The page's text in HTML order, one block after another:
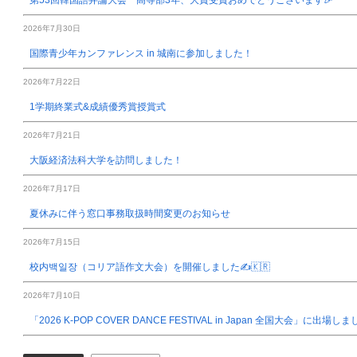
2026年7月30日
国際青少年カンファレンス in 城南に参加しました！
2026年7月22日
1学期終業式&成績優秀賞授賞式
2026年7月21日
大阪経済法科大学を訪問しました！
2026年7月17日
夏休みに伴う窓口事務取扱時間変更のお知らせ
2026年7月15日
校内백일장（コリア語作文大会）を開催しました✍️🇰🇷
2026年7月10日
「2026 K-POP COVER DANCE FESTIVAL in Japan 全国大会」に出場しま